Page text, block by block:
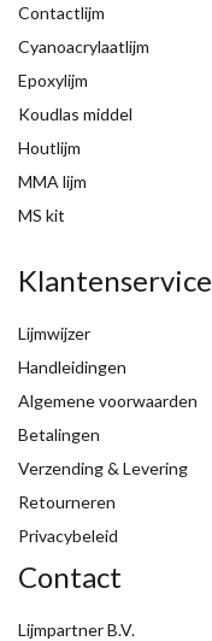
Contactlijm
Cyanoacrylaatlijm
Epoxylijm
Koudlas middel
Houtlijm
MMA lijm
MS kit
Klantenservice
Lijmwijzer
Handleidingen
Algemene voorwaarden
Betalingen
Verzending & Levering
Retourneren
Privacybeleid
Contact
Lijmpartner B.V.